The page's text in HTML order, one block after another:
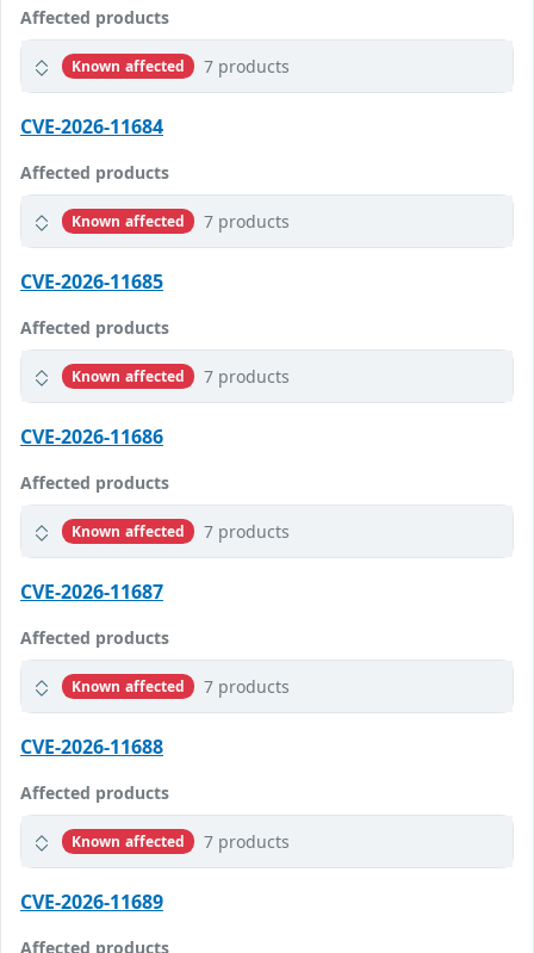
Affected products
Known affected 7 products
CVE-2026-11684
Affected products
Known affected 7 products
CVE-2026-11685
Affected products
Known affected 7 products
CVE-2026-11686
Affected products
Known affected 7 products
CVE-2026-11687
Affected products
Known affected 7 products
CVE-2026-11688
Affected products
Known affected 7 products
CVE-2026-11689
Affected products